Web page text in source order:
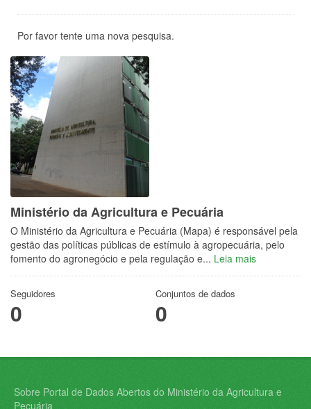
Por favor tente uma nova pesquisa.
Ministério da Agricultura e Pecuária
O Ministério da Agricultura e Pecuária (Mapa) é responsável pela
gestão das políticas públicas de estímulo à agropecuária, pelo
fomento do agronegócio e pela regulação e... Leia mais
Seguidores
0
Conjuntos de dados
0
Sobre Portal de Dados Abertos do Ministério da Agricultura e
Pecuária